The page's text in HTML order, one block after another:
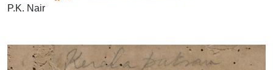
P.K. Nair